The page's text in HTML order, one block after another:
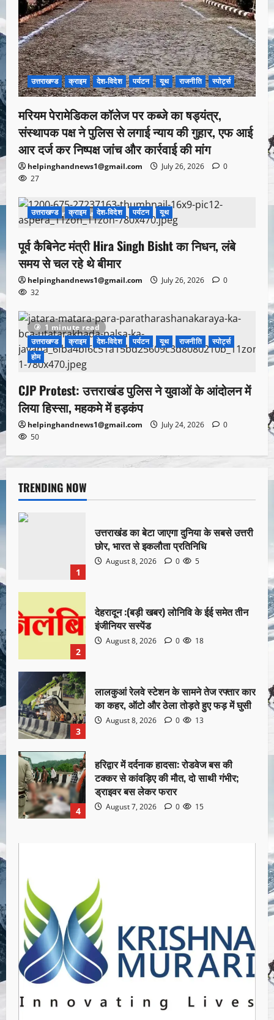
उत्तराखण्ड क्राइम देश-विदेश पर्यटन यूथ राजनीति स्पोर्ट्स
मरियम पेरामेडिकल कॉलेज पर कब्जे का षड्यंत्र,
संस्थापक पक्ष ने पुलिस से लगाई न्याय की गुहार, एफ आई
आर दर्ज कर निष्पक्ष जांच और कार्रवाई की मांग
helpinghandnews1@gmail.com July 26, 2026
0
27
1 minute read
उत्तराखण्ड क्राइम देश-विदेश पर्यटन यूथ
पूर्व कैबिनेट मंत्री Hira Singh Bisht का निधन, लंबे
समय से चल रहे थे बीमार
helpinghandnews1@gmail.com July 26, 2026
0
32
1 minute read
उत्तराखण्ड
क्राइम देश-विदेश पर्यटन यूथ राजनीति
स्पोर्ट्स
होम
CJP Protest: उत्तराखंड पुलिस ने युवाओं के आंदोलन में
लिया हिस्सा, महकमे में हड़कंप
helpinghandnews1@gmail.com July 24, 2026
0
50
TRENDING NOW
1
उत्तराखंड का बेटा जाएगा दुनिया के सबसे उत्तरी
छोर, भारत से इकलौता प्रतिनिधि
August 8, 2026 0 5
2
देहरादून :(बड़ी खबर) लोनिवि के ईई समेत तीन
इंजीनियर सस्पेंड
August 8, 2026 0 18
3
लालकुआं रेलवे स्टेशन के सामने तेज रफ्तार कार
का कहर, ऑटो और ठेला तोड़ते हुए फड़ में घुसी
August 8, 2026 0 13
4
हरिद्वार में दर्दनाक हादसा: रोडवेज बस की
टक्कर से कांवड़िए की मौत, दो साथी गंभीर;
ड्राइवर बस लेकर फरार
August 7, 2026 0 15